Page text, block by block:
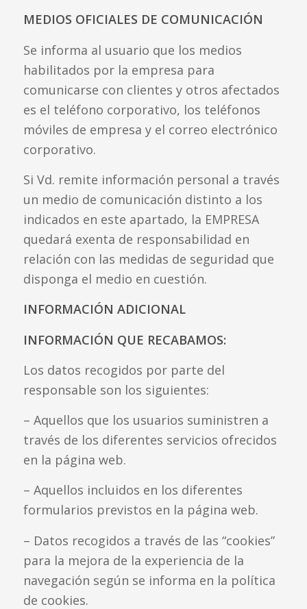
MEDIOS OFICIALES DE COMUNICACIÓN
Se informa al usuario que los medios
habilitados por la empresa para
comunicarse con clientes y otros afectados
es el teléfono corporativo, los teléfonos
móviles de empresa y el correo electrónico
corporativo.
Si Vd. remite información personal a través
un medio de comunicación distinto a los
indicados en este apartado, la EMPRESA
quedará exenta de responsabilidad en
relación con las medidas de seguridad que
disponga el medio en cuestión.
INFORMACIÓN ADICIONAL
INFORMACIÓN QUE RECABAMOS:
Los datos recogidos por parte del
responsable son los siguientes:
– Aquellos que los usuarios suministren a
través de los diferentes servicios ofrecidos
en la página web.
– Aquellos incluidos en los diferentes
formularios previstos en la página web.
– Datos recogidos a través de las “cookies”
para la mejora de la experiencia de la
navegación según se informa en la política
de cookies.